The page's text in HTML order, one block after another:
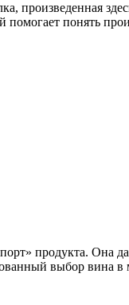
произведенная
помогает понять
продукта. Она
выбор вина в